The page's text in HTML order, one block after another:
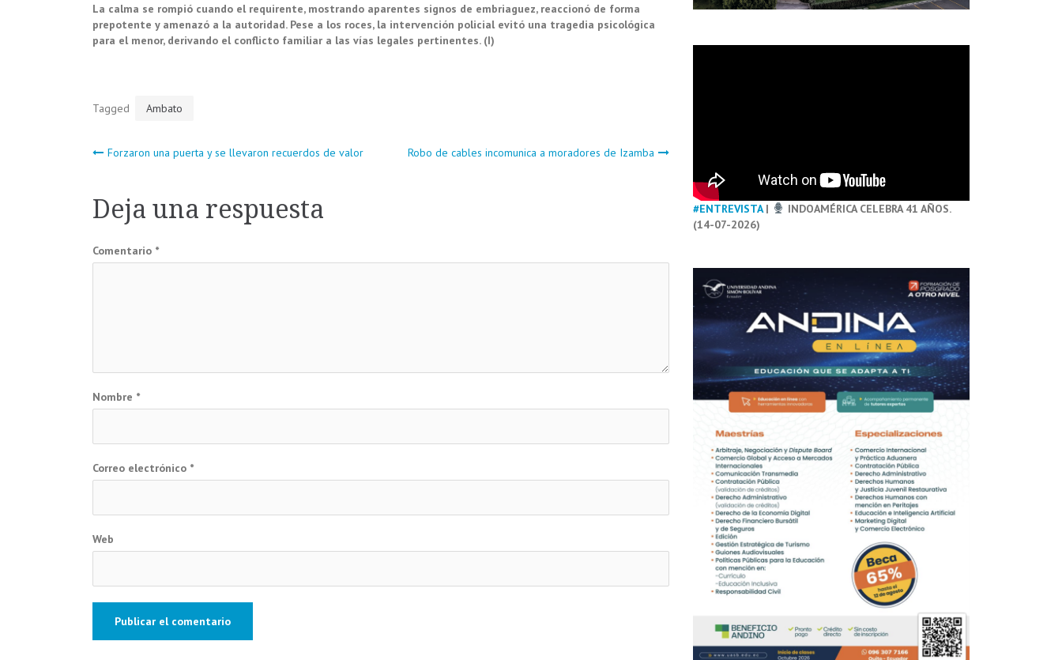
La calma se rompió cuando el requirente, mostrando aparentes signos de embriaguez, reaccionó de forma
prepotente y amenazó a la autoridad. Pese a los roces, la intervención policial evitó una tragedia psicológica
para el menor, derivando el conflicto familiar a las vías legales pertinentes. (I)
Tagged Ambato
Navegación
de
entradas
Forzaron una puerta y se llevaron recuerdos de valor Robo de cables incomunica a moradores de Izamba
Deja una respuesta
Comentario *
Nombre *
Correo electrónico *
Web
#ENTREVISTA|
INDOAMÉRICA CELEBRA 41 AÑOS.
(14-07-2026)